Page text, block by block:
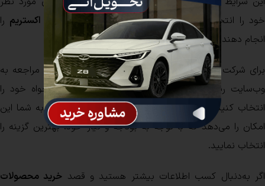
خود را انتخاب کرده وفرآیند ثبت نام جدید محصولات اکستریم را
انجام دهند.
برای شرکت درثبت نام محصولات اکستریم، کافی است با مراجعه به
وب‌سایت رسمی، اطلاعات خود را وارد کرده و مدل دلخواه خود را
انتخاب کنید. شرایط متنوع فروش اعم از نقد و اقساط، به شما این
امکان را می‌دهد که با توجه به بودجه و نیاز خود، بهترین گزینه را
انتخاب نمایید.
اگر به‌دنبال کسب اطلاعات بیشتر هستید و قصد خرید محصولات